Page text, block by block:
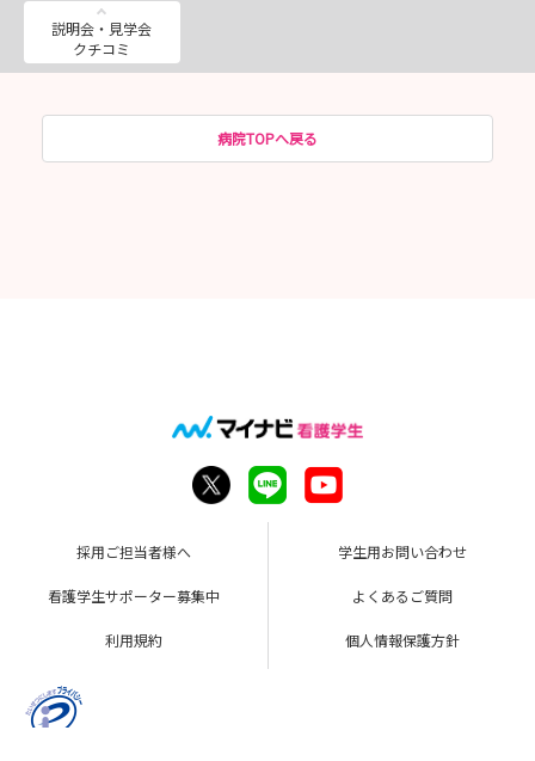
説明会・見学会
クチコミ
病院TOPへ戻る
採用ご担当者様へ 学生用お問い合わせ
看護学生サポーター募集中 よくあるご質問
利用規約 個人情報保護方針